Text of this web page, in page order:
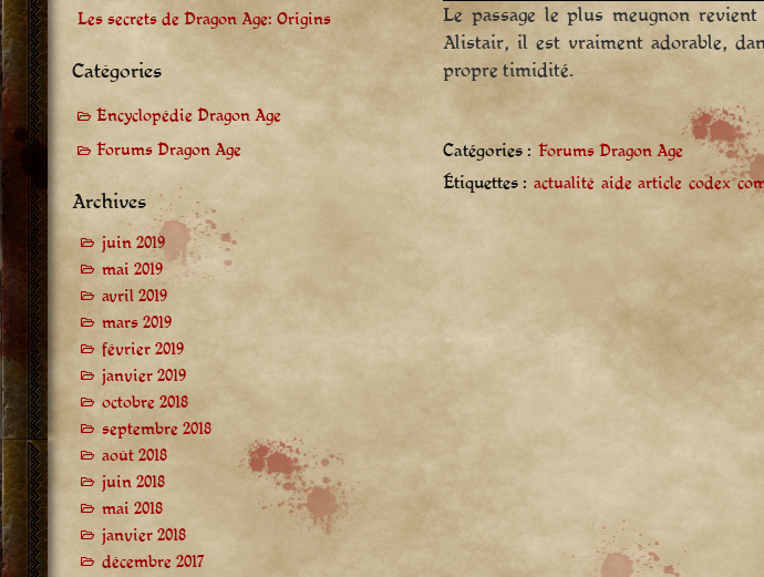
Le passage le plus meugnon
Alistair, il est vraiment adorable,
propre timidité.
Catégories : Forums Dragon Age
Étiquettes : actualité aide article codex
Les secrets de Dragon Age: Origins
Catégories
Encyclopédie Dragon Age
Forums Dragon Age
Archives
juin 2019
mai 2019
avril 2019
mars 2019
février 2019
janvier 2019
octobre 2018
septembre 2018
août 2018
juin 2018
mai 2018
janvier 2018
décembre 2017